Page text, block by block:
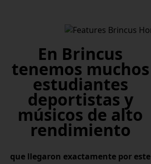
En Brincus
tenemos muchos
estudiantes
deportistas y
músicos de alto
rendimiento
que llegaron exactamente por este